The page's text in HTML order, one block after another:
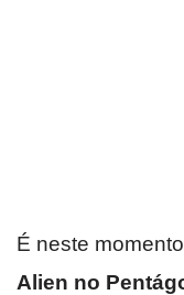
É neste
Alien no